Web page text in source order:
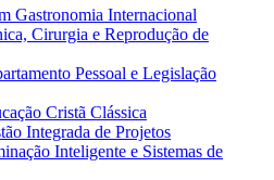
Gastronomia Internacional
Cirurgia e Reprodução de
Pessoal e Legislação
Cristã Clássica
Integrada de Projetos
Inteligente e Sistemas de